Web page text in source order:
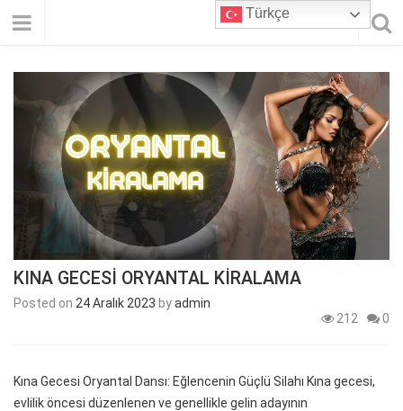
KINA GECESİ ORYANTAL KİRALAMA
Posted on 24 Aralık 2023 byadmin
212
0
Kına Gecesi Oryantal Dansı: Eğlencenin Güçlü Silahı Kına gecesi,
evlilik öncesi düzenlenen ve genellikle gelin adayının
Türkçe